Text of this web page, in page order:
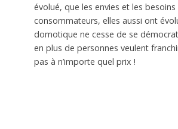
évolué, que les envies et les besoins
consommateurs, elles aussi ont
domotique ne cesse de se
en plus de personnes veulent
pas à n’importe quel prix !